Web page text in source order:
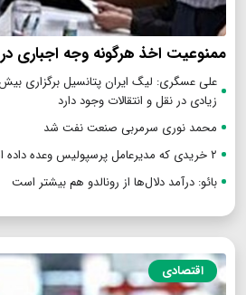
ممنوعیت اخذ هرگونه وجه اجباری
زیادی در نقل و انتقالات وجود دارد
محمد نوری سرمربی صنعت نفت شد
۲ خریدی که مدیرعامل پرسپولیس وعده داده است
بائو: درآمد دلال‌ها از رونالدو هم بیشتر است
اقتصادی